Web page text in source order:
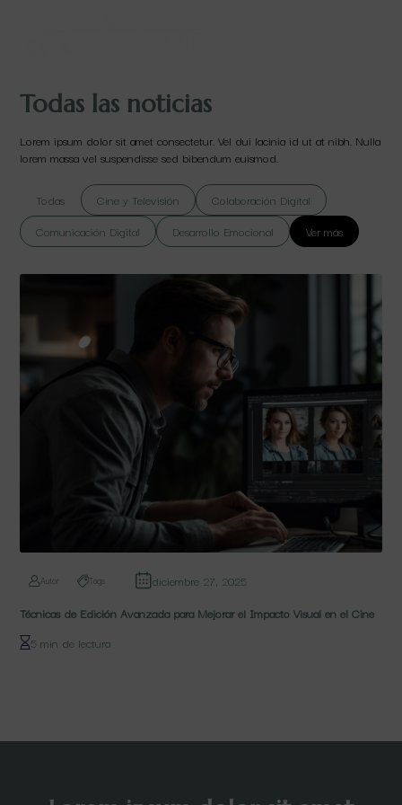
Todas las noticias
Lorem ipsum dolor sit amet consectetur. Vel dui lacinia id ut at nibh. Nulla
lorem massa vel suspendisse sed bibendum euismod.
Todas Cine y Televisión
Colaboración Digital
Comunicación Digital
Desarrollo Emocional Ver más
Autor Tags
diciembre 27, 2025
Técnicas de Edición Avanzada para Mejorar el Impacto Visual en el Cine
5 min de lectura